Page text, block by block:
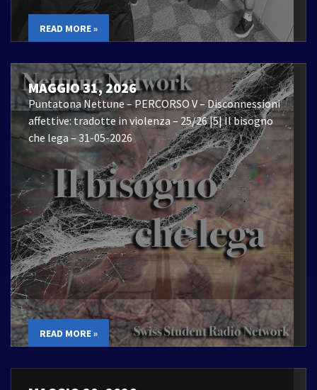
READ MORE »
MAGGIO 31, 2026
Puntatona Nettune – PERCORSO V – Disconnessioni
affettive: tradotte in violenza – 25/26 |5| Il bisogno
che lega – 31-05-2026
READ MORE »